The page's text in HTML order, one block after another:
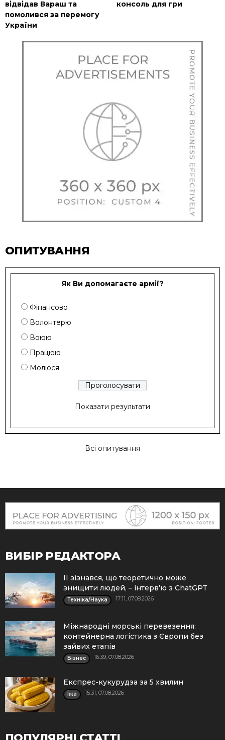
відвідав Вараш та
помолився за перемогу
України
консоль для гри
ОПИТУВАННЯ
Як Ви допомагаєте армії?
Фінансово
Волонтерю
Воюю
Працюю
Молюся
Показати результати
Всі опитування
ВИБІР РЕДАКТОРА
ІІ зізнався, що теоретично може
знищити людей, – інтерв’ю з ChatGPT
Техніка/Наука 17:11, 07.08.2026
Міжнародні морські перевезення:
контейнерна логістика з Європи без
зайвих етапів
Бізнес 16:39, 07.08.2026
Експрес-кукурудза за 5 хвилин
Їжа 15:31, 07.08.2026